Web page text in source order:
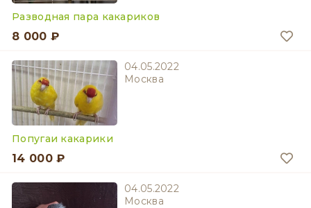
Разводная пара какариков
8 000 ₽
04.05.2022
Москва
Попугаи какарики
14 000 ₽
04.05.2022
Москва